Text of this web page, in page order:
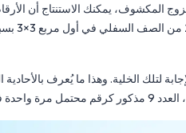
المحتملة، يسمى الزوج المكشوف، يمكنك
الخلية. وهذا ما يُعرف بالأحادية